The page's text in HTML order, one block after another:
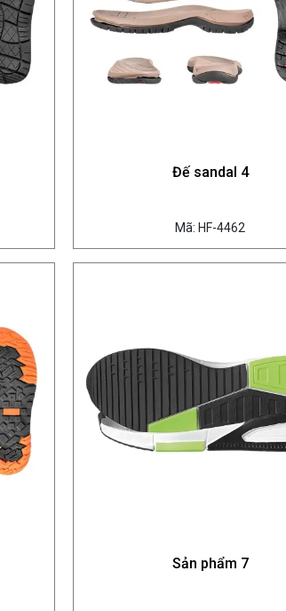
Đế sandal 4
Mã: HF-4462
Sản phẩm 7